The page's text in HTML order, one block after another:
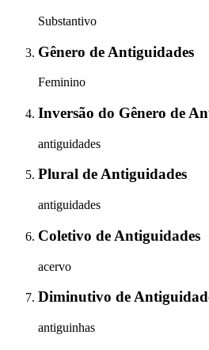
Substantivo
Gênero de Antiguidades
Feminino
Inversão do Gênero de
antiguidades
Plural deAntiguidades
antiguidades
Coletivo de Antiguidades
acervo
Diminutivo de
antiguinhas